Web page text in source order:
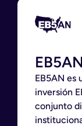
EB5AN
EB5AN es
inversión
conjunto